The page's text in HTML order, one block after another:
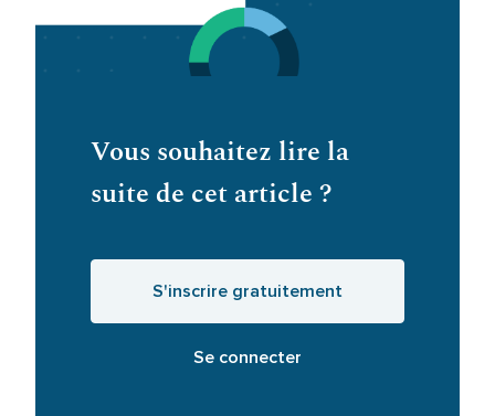
Vous souhaitez lire la
suite de cet article ?
S'inscrire gratuitement
Se connecter